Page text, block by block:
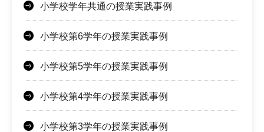
小学校学年共通の授業実践事例
小学校第6学年の授業実践事例
小学校第5学年の授業実践事例
小学校第4学年の授業実践事例
小学校第3学年の授業実践事例